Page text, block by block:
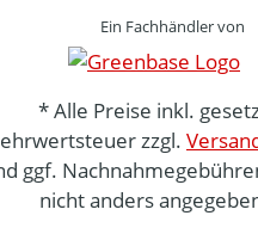
Ein Fachhändler von
* Alle Preise inkl.
zzgl.
ggf.
nicht anders